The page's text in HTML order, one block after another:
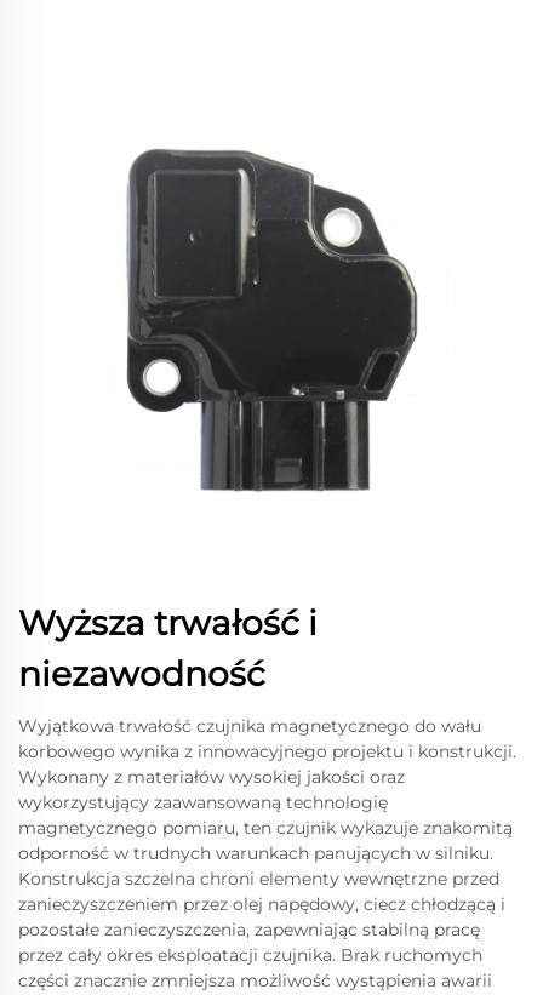
Wyższa trwałość i
niezawodność
Wyjątkowa trwałość czujnika magnetycznego do wału
korbowego wynika z innowacyjnego projektu i konstrukcji.
Wykonany z materiałów wysokiej jakości oraz
wykorzystujący zaawansowaną technologię
magnetycznego pomiaru, ten czujnik wykazuje znakomitą
odporność w trudnych warunkach panujących w silniku.
Konstrukcja szczelna chroni elementy wewnętrzne przed
zanieczyszczeniem przez olej napędowy, ciecz chłodzącą i
pozostałe zanieczyszczenia, zapewniając stabilną pracę
przez cały okres eksploatacji czujnika. Brak ruchomych
części znacznie zmniejsza możliwość wystąpienia awarii